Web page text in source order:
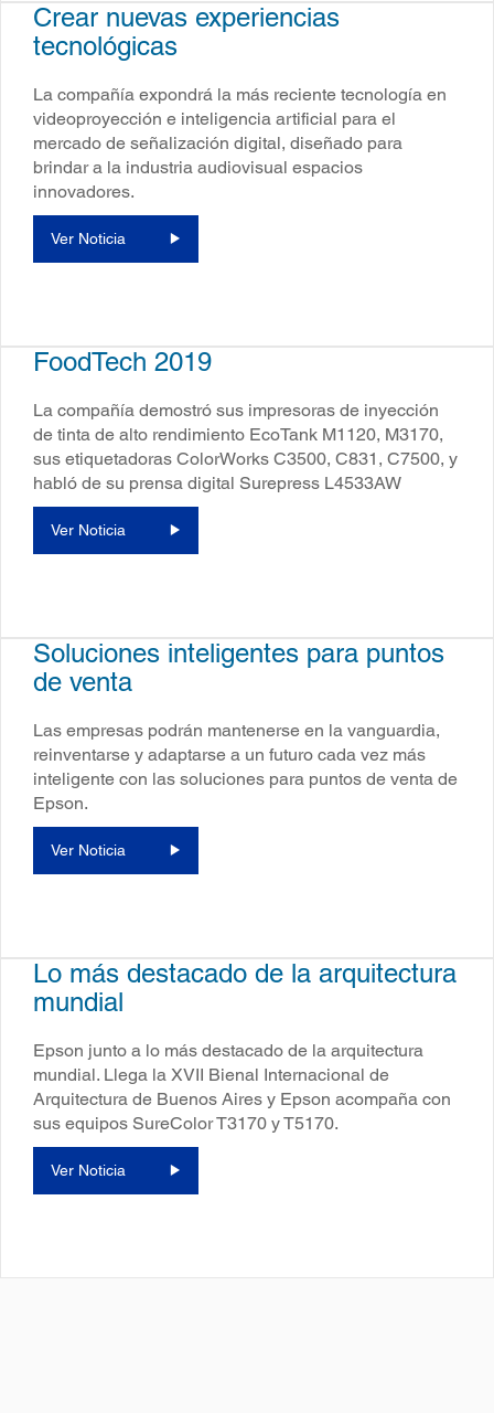
Crear nuevas experiencias
tecnológicas
La compañía expondrá la más reciente tecnología en
videoproyección e inteligencia artificial para el
mercado de señalización digital, diseñado para
brindar a la industria audiovisual espacios
innovadores.
Ver Noticia
FoodTech 2019
La compañía demostró sus impresoras de inyección
de tinta de alto rendimiento EcoTank M1120, M3170,
sus etiquetadoras ColorWorks C3500, C831, C7500, y
habló de su prensa digital Surepress L4533AW
Ver Noticia
Soluciones inteligentes para puntos
de venta
Las empresas podrán mantenerse en la vanguardia,
reinventarse y adaptarse a un futuro cada vez más
inteligente con las soluciones para puntos de venta de
Epson.
Ver Noticia
Lo más destacado de la arquitectura
mundial
Epson junto a lo más destacado de la arquitectura
mundial. Llega la XVII Bienal Internacional de
Arquitectura de Buenos Aires y Epson acompaña con
sus equipos SureColor T3170 y T5170.
Ver Noticia